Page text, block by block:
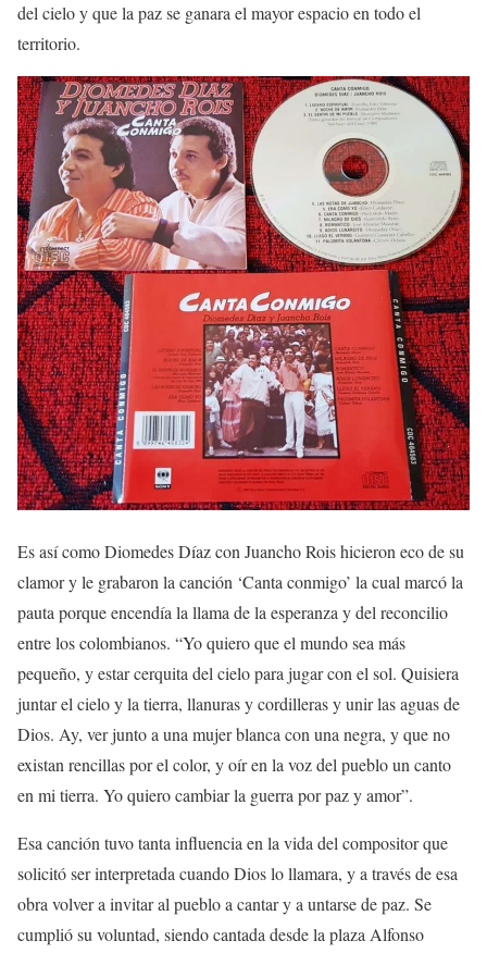
del cielo y que la paz se ganara el mayor espacio en todo el
territorio.
Es así como Diomedes Díaz con Juancho Rois hicieron eco de su
clamor y le grabaron la canción ‘Canta conmigo’ la cual marcó la
pauta porque encendía la llama de la esperanza y del reconcilio
entre los colombianos. “Yo quiero que el mundo sea más
pequeño, y estar cerquita del cielo para jugar con el sol. Quisiera
juntar el cielo y la tierra, llanuras y cordilleras y unir las aguas de
Dios. Ay, ver junto a una mujer blanca con una negra, y que no
existan rencillas por el color, y oír en la voz del pueblo un canto
en mi tierra. Yo quiero cambiar la guerra por paz y amor”.
Esa canción tuvo tanta influencia en la vida del compositor que
solicitó ser interpretada cuando Dios lo llamara, y a través de esa
obra volver a invitar al pueblo a cantar y a untarse de paz. Se
cumplió su voluntad, siendo cantada desde la plaza Alfonso